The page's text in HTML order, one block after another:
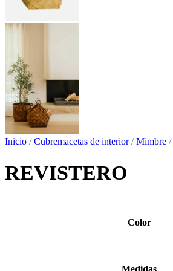
Inicio / Cubremacetas de interior/ Mimbre /
REVISTERO
Color
Medidas